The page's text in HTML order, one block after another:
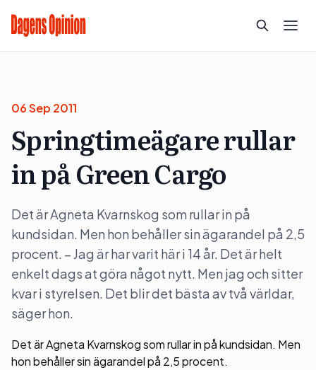
06 Sep 2011
Springtimeägare rullar
in på Green Cargo
Det är Agneta Kvarnskog som rullar in på
kundsidan. Men hon behåller sin ägarandel på 2,5
procent. – Jag är har varit här i 14 år. Det är helt
enkelt dags at göra något nytt. Men jag och sitter
kvar i styrelsen. Det blir det bästa av två världar,
säger hon.
Det är Agneta Kvarnskog som rullar in på kundsidan. Men
hon behåller sin ägarandel på 2,5 procent.